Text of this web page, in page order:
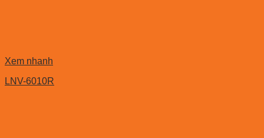
Xem nhanh
LNV-6010R